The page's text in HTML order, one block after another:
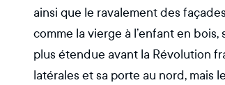
ainsi que le ravalement des
comme la vierge à l’enfant en
plus étendue avant la Révolution
latérales et sa porte au nord,